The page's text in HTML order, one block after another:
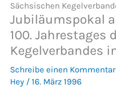
Sächsischen
Jubiläumspokal
100. Jahrestages
Kegelverbandes
Schreibe einen Kommentar
Hey / 16. März 1996